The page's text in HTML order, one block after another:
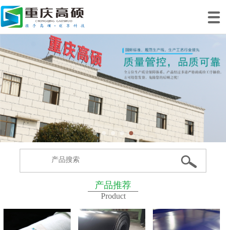
网站首页
关于我们
产品中心
工程案例
生产基地
新闻动态
联系我们
产品推荐
Product